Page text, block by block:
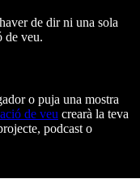
de dir ni una sola
de veu.
o puja una mostra
de veu crearà la teva
podcast o